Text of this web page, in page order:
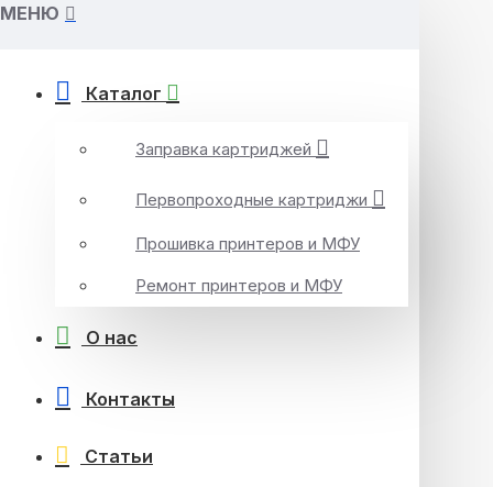
МЕНЮ
Каталог
Заправка картриджей
Первопроходные картриджи
Прошивка принтеров и МФУ
Ремонт принтеров и МФУ
О нас
Контакты
Статьи